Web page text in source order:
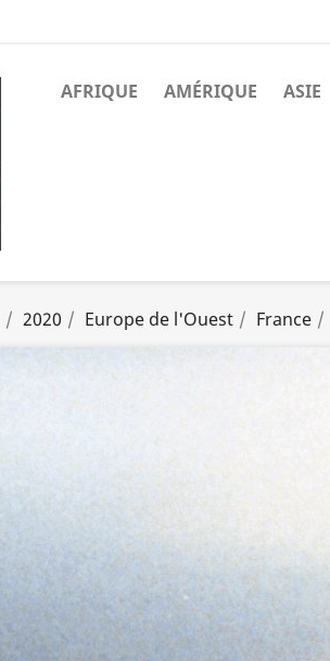
AFRIQUE AMÉRIQUE ASIE
2020 Europe de l'Ouest France